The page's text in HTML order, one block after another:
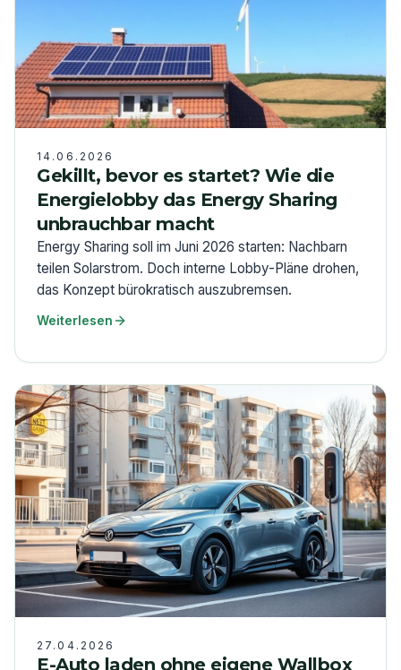
14.06.2026
Gekillt, bevor es startet? Wie die
Energielobby das Energy Sharing
unbrauchbar macht
Energy Sharing soll im Juni 2026 starten: Nachbarn
teilen Solarstrom. Doch interne Lobby-Pläne drohen,
das Konzept bürokratisch auszubremsen.
Weiterlesen
27.04.2026
E-Auto laden ohne eigene Wallbox